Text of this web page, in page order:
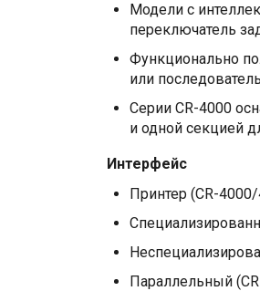
Модели с
переключатель
Функционально
или
Серии CR-4000
и одной секцией
Интерфейс
Принтер (CR-
Параллельный